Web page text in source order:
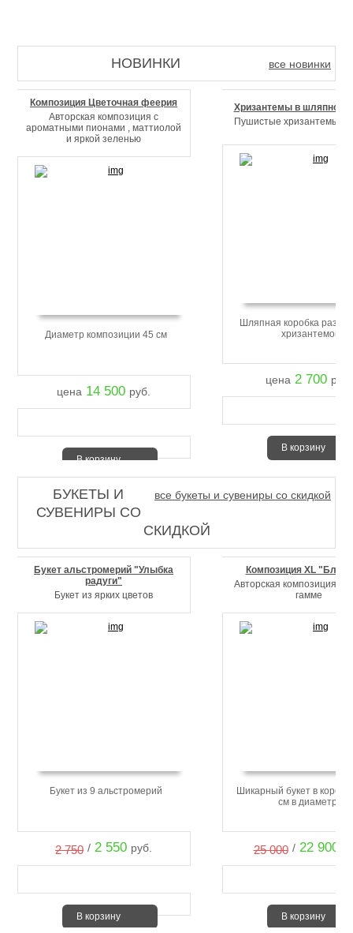
все новинки
НОВИНКИ
Композиция Цветочная феерия
Авторская композиция с
ароматными пионами , маттиолой
и яркой зеленью
Диаметр композиции 45 см
цена 14 500 руб.
В корзину
Хризантемы в шляпной
Пушистые хризантемы в
Шляпная коробка
хризантемой
цена2 700 руб.
В корзину
все букеты и сувениры со скидкой
БУКЕТЫ И
СУВЕНИРЫ СО
СКИДКОЙ
Букет альстромерий "Улыбка
радуги"
Букет из ярких цветов
Букет из 9 альстромерий
2 750 / 2 550 руб.
В корзину
Композиция XL "Блюз
Авторская композиция в
гамме
Шикарный букет в
см в диаметре
25 000 /22 900
В корзину